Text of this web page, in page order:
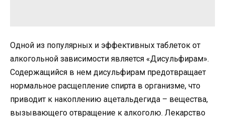
Одной из популярных и эффективных таблеток от
алкогольной зависимости является «Дисульфирам».
Содержащийся в нем дисульфирам предотвращает
нормальное расщепление спирта в организме, что
приводит к накоплению ацетальдегида – вещества,
вызывающего отвращение к алкоголю. Лекарство